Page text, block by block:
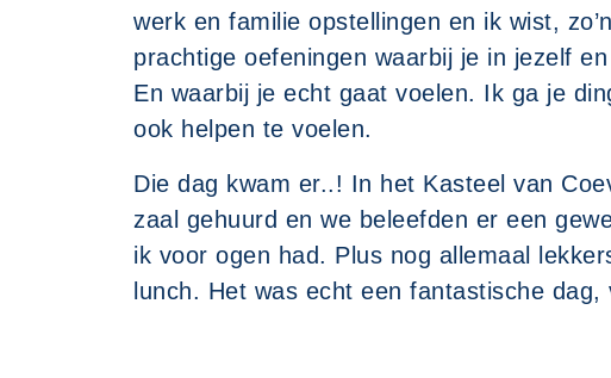
werk en familie opstellingen en ik wist,
prachtige oefeningen waarbij je in jezelf
En waarbij je echt gaat voelen. Ik ga je
ook helpen te voelen.
Die dag kwam er..! In het Kasteel van
zaal gehuurd en we beleefden er een
ik voor ogen had. Plus nog allemaal
lunch. Het was echt een fantastische dag,